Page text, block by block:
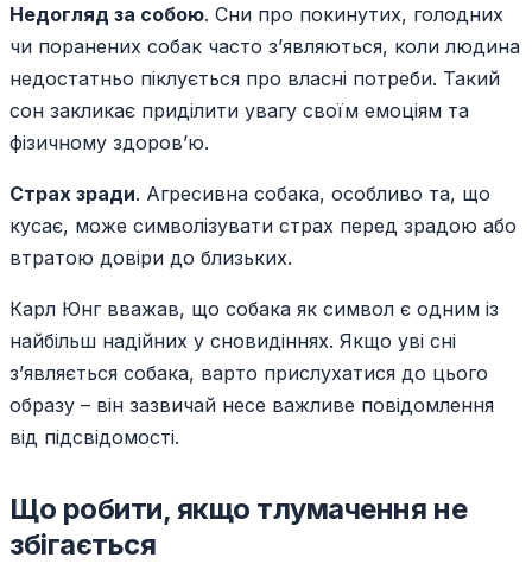
Недогляд за собою. Сни про покинутих, голодних
чи поранених собак часто з’являються, коли людина
недостатньо піклується про власні потреби. Такий
сон закликає приділити увагу своїм емоціям та
фізичному здоров’ю.
Страх зради. Агресивна собака, особливо та, що
кусає, може символізувати страх перед зрадою або
втратою довіри до близьких.
Карл Юнг вважав, що собака як символ є одним із
найбільш надійних у сновидіннях. Якщо уві сні
з’являється собака, варто прислухатися до цього
образу – він зазвичай несе важливе повідомлення
від підсвідомості.
Що робити, якщо тлумачення не
збігається